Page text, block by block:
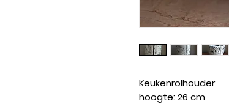
Keukenrolhouder
hoogte: 26 cm